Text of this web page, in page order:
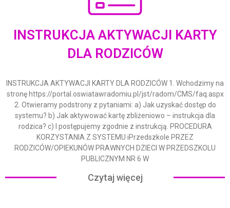
INSTRUKCJA AKTYWACJI KARTY
DLA RODZICÓW
INSTRUKCJA AKTYWACJI KARTY DLA RODZICÓW 1. Wchodzimy na
stronę https://portal.oswiatawradomiu.pl/jst/radom/CMS/faq.aspx
2. Otwieramy podstrony z pytaniami: a) Jak uzyskać dostęp do
systemu? b) Jak aktywować kartę zbliżeniowo – instrukcja dla
rodzica? c) I postępujemy zgodnie z instrukcją. PROCEDURA
KORZYSTANIA Z SYSTEMU iPrzedszkole PRZEZ
RODZICÓW/OPIEKUNÓW PRAWNYCH DZIECI W PRZEDSZKOLU
PUBLICZNYM NR 6 W
Czytaj więcej